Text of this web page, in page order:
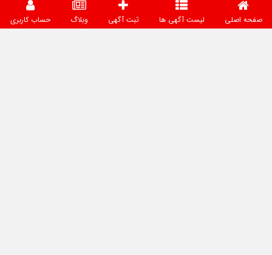
تماس با ما
قوانین و مقررات
صفحه اصلی لیست آگهی ها ثبت آگهی وبلاگ حساب کاربری